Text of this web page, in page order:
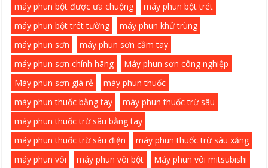
máy phun bột được ưa chuộng
máy phun bột trét
máy phun bột trét tường
máy phun khử trùng
máy phun sơn
máy phun sơn cầm tay
máy phun sơn chính hãng
Máy phun sơn công nghiệp
Máy phun sơn giá rẻ
máy phun thuốc
máy phun thuốc bằng tay
máy phun thuốc trừ sâu
máy phun thuốc trừ sâu bằng tay
máy phun thuốc trừ sâu điện
máy phun thuốc trừ sâu xăng
máy phun vôi
máy phun vôi bột
Máy phun vôi mitsubishi